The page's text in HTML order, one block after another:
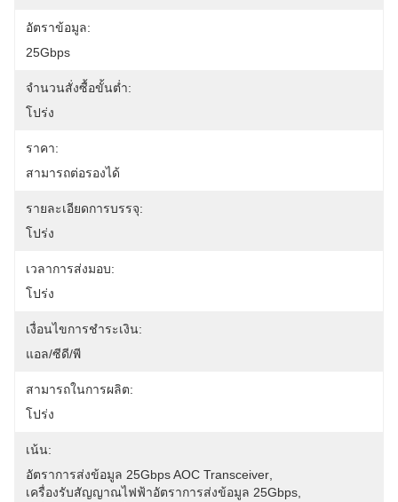
อัตราข้อมูล:
25Gbps
จำนวนสั่งซื้อขั้นต่ำ:
โปร่ง
ราคา:
สามารถต่อรองได้
รายละเอียดการบรรจุ:
โปร่ง
เวลาการส่งมอบ:
โปร่ง
เงื่อนไขการชำระเงิน:
แอล/ซีดี/พี
สามารถในการผลิต:
โปร่ง
เน้น:
อัตราการส่งข้อมูล 25Gbps AOC Transceiver
เครื่องรับสัญญาณไฟฟ้าอัตราการส่งข้อมูล 25Gbps